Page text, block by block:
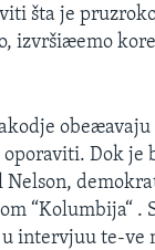
šta je
izvršiæemo
obeæavaju
Dok je
Nelson,
“Kolumbija“ .
u intervjuu te-ve